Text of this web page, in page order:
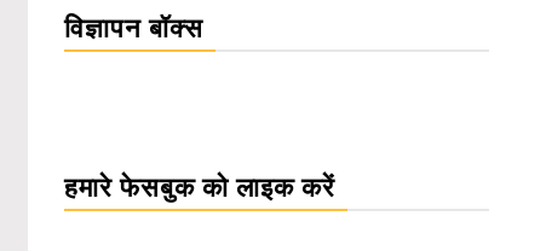
विज्ञापन बॉक्स
हमारे फेसबुक को लाइक करें